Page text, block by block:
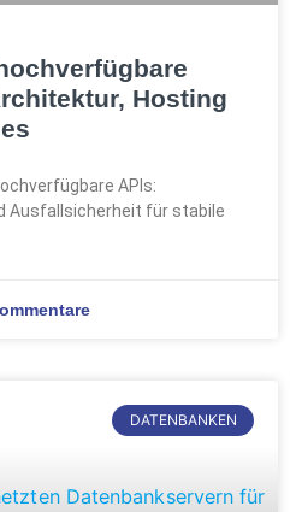
Hosting
APIs:
Ausfallsicherheit für stabile
DATENBANKEN